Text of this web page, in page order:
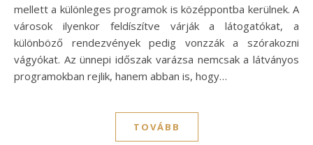
mellett a különleges programok is középpontba kerülnek. A
városok ilyenkor feldíszítve várják a látogatókat, a
különböző rendezvények pedig vonzzák a szórakozni
vágyókat. Az ünnepi időszak varázsa nemcsak a látványos
programokban rejlik, hanem abban is, hogy…
TOVÁBB